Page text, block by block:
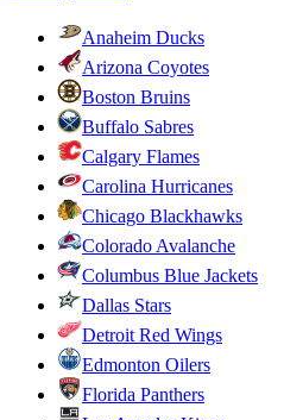
Anaheim Ducks
Arizona Coyotes
Boston Bruins
Buffalo Sabres
Calgary Flames
Carolina Hurricanes
Chicago Blackhawks
Colorado Avalanche
Columbus Blue Jackets
Dallas Stars
Detroit Red Wings
Edmonton Oilers
Florida Panthers